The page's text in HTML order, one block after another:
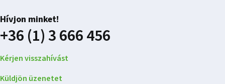
Hívjon minket!
+36 (1) 3 666 456
Kérjen visszahívást
Küldjön üzenetet